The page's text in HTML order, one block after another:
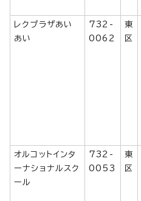
レクプラザあい
あい
732-
0062
東
区
オルコットインタ
ーナショナルスク
ール
732-
0053
東
区